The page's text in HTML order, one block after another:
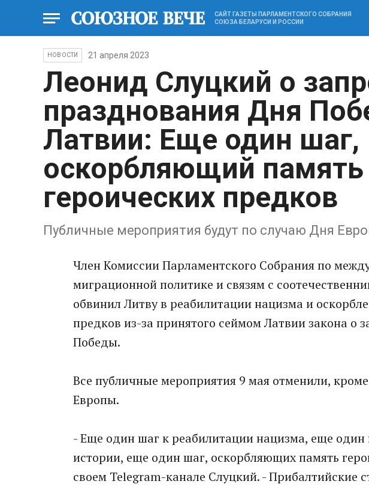
САЙТ ГАЗЕТЫ ПАРЛАМЕНТСКОГО СОБРАНИЯ
СОЮЗА БЕЛАРУСИ И РОССИИ
НОВОСТИ 21 апреля 2023
Леонид Слуцкий о
празднования Дня
Латвии: Еще один шаг,
оскорбляющий память
героических предков
Публичные мероприятия будут по случаю Дня
Член Комиссии Парламентского Собрания по
миграционной политике и связям с
обвинил Литву в реабилитации нацизма и
предков из-за принятого сеймом Латвии закона о
Победы.
Все публичные мероприятия 9 мая отменили,
Европы.
- Еще один шаг к реабилитации нацизма, еще
истории, еще один шаг, оскорбляющих память
своем Telegram-канале Слуцкий. - Прибалтийские